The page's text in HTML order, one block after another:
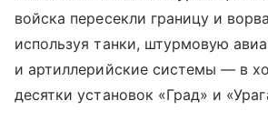
войска пересекли границу и
используя танки, штурмовую
и артиллерийские системы — в
десятки установок «Град» и